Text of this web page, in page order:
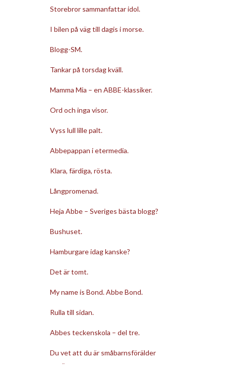
Storebror sammanfattar idol.
I bilen på väg till dagis i morse.
Blogg-SM.
Tankar på torsdag kväll.
Mamma Mia – en ABBE-klassiker.
Ord och inga visor.
Vyss lull lille palt.
Abbepappan i etermedia.
Klara, färdiga, rösta.
Långpromenad.
Heja Abbe – Sveriges bästa blogg?
Bushuset.
Hamburgare idag kanske?
Det är tomt.
My name is Bond. Abbe Bond.
Rulla till sidan.
Abbes teckenskola – del tre.
Du vet att du är småbarnsförälder